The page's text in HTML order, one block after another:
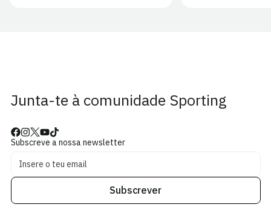
Junta-te à comunidade Sporting
Subscreve a nossa newsletter
Subscrever